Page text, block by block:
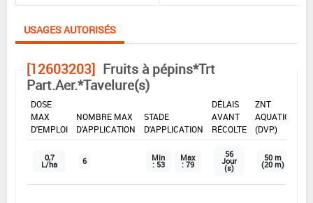
USAGES AUTORISÉS
[12603203] Fruits à pépins*Trt
Part.Aer.*Tavelure(s)
DOSE
MAX
D'EMPLOI
NOMBRE MAX
D'APPLICATION
STADE
D'APPLICATION
DÉLAIS
AVANT
RÉCOLTE
ZNT
AQUATIQUE
(DVP)
0,7
L/ha 6 Min
: 53
Max
: 79
56
Jour
(s)
50 m
(20 m)